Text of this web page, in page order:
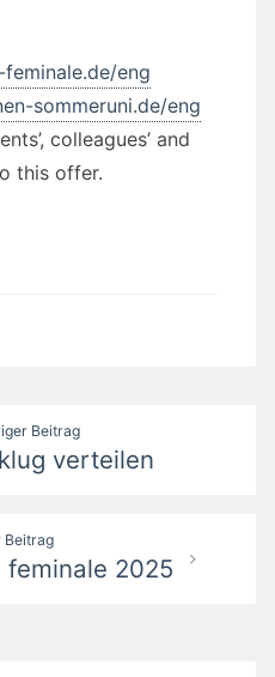
eng
sommeruni.de/eng
colleagues’ and
this offer.
Beitrag
verteilen
Beitrag
feminale 2025